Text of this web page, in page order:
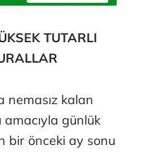
TUTARLI
nemasız kalan
amacıyla günlük
bir önceki ay sonu